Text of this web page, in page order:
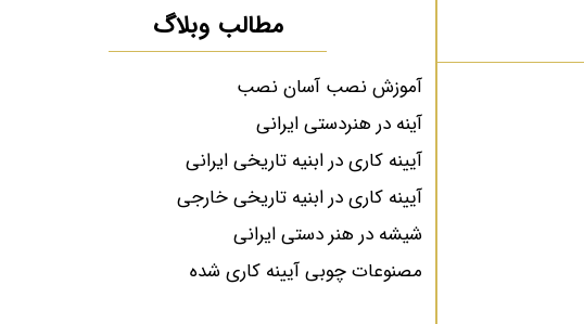
مطالب وبلاگ
آموزش نصب آسان نصب
آینه در هنردستی ایرانی
آیینه کاری در ابنیه تاریخی ایرانی
آیینه کاری در ابنیه تاریخی خارجی
شیشه در هنر دستی ایرانی
مصنوعات چوبی آیینه کاری شده